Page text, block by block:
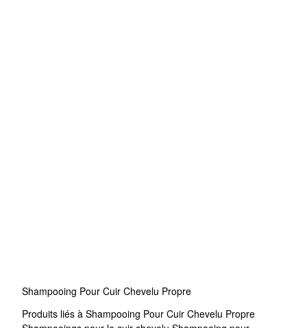
Shampooing Pour Cuir Chevelu Propre
Produits liés à Shampooing Pour Cuir Chevelu Propre